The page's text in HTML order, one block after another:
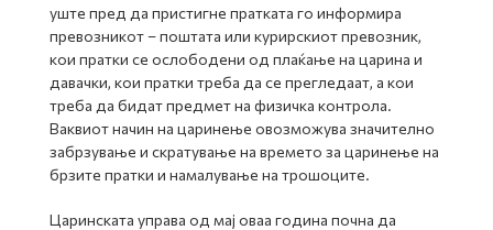
уште пред да пристигне пратката го информира
превозникот – поштата или курирскиот превозник,
кои пратки се ослободени од плаќање на царина и
давачки, кои пратки треба да се прегледаат, а кои
треба да бидат предмет на физичка контрола.
Ваквиот начин на царинење овозможува значително
забрзување и скратување на времето за царинење на
брзите пратки и намалување на трошоците.
Царинската управа од мај оваа година почна да